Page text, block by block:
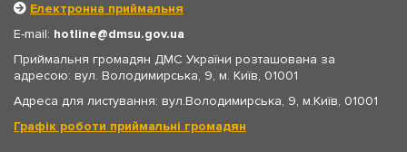
Електронна приймальня
E-mail: hotline
dmsu.gov.ua
Приймальня громадян ДМС України розташована за
адресою: вул. Володимирська, 9, м. Київ, 01001
Адреса для листування: вул.Володимирська, 9, м.Київ, 01001
Графік роботи приймальні громадян